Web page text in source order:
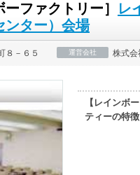
ファクトリー］
レ
ンター）会場
８－６５ 運営会社 株式
【レインボ
ティーの特